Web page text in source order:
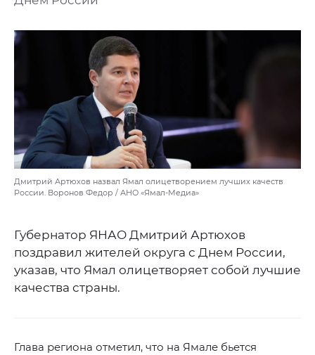
Дмитрий Артюхов назвал Ямал олицетворением лучших качеств
России. Воронов Федор / АНО «Ямал-Медиа»
Губернатор ЯНАО Дмитрий Артюхов
поздравил жителей округа с Днем России,
указав, что Ямал олицетворяет собой лучшие
качества страны.
Глава региона отметил, что на Ямале бьется